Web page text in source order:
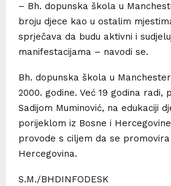
– Bh. dopunska škola u
broju djece kao u ostalim
sprječava da budu aktivni i
manifestacijama – navodi se.
Bh. dopunska škola u
2000. godine. Već 19 godina radi,
Sadijom Muminović, na edukaciji
porijeklom iz Bosne i
provode s ciljem da se promovira
Hercegovina.
S.M./BHDINFODESK